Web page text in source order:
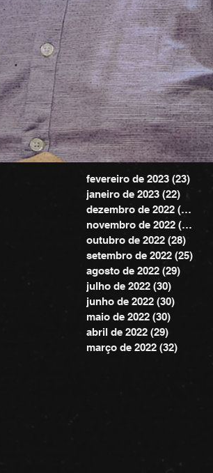
fevereiro de 2023 (23)
janeiro de 2023 (22)
dezembro de 2022 (20)
novembro de 2022 (24)
outubro de 2022 (28)
setembro de 2022 (25)
agosto de 2022 (29)
julho de 2022 (30)
junho de 2022 (30)
maio de 2022 (30)
abril de 2022 (29)
março de 2022 (32)